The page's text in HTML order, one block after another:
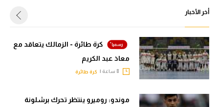
أخر الأخبار
كرة طائرة - الزمالك يتعاقد مع
معاذ عبد الكريم
كرة طائرة
موندو: روميرو ينتظر تحرك برشلونة